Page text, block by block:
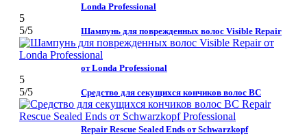
Londa Professional
5
5/5 Шампунь для поврежденных волос Visible Repair
от Londa Professional
5
5/5 Средство для секущихся кончиков волос BC
Repair Rescue Sealed Ends от Schwarzkopf